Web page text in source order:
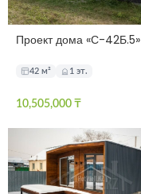
Проект дома «С-42Б.5»
42 м² 1 эт.
10,505,000 ₸